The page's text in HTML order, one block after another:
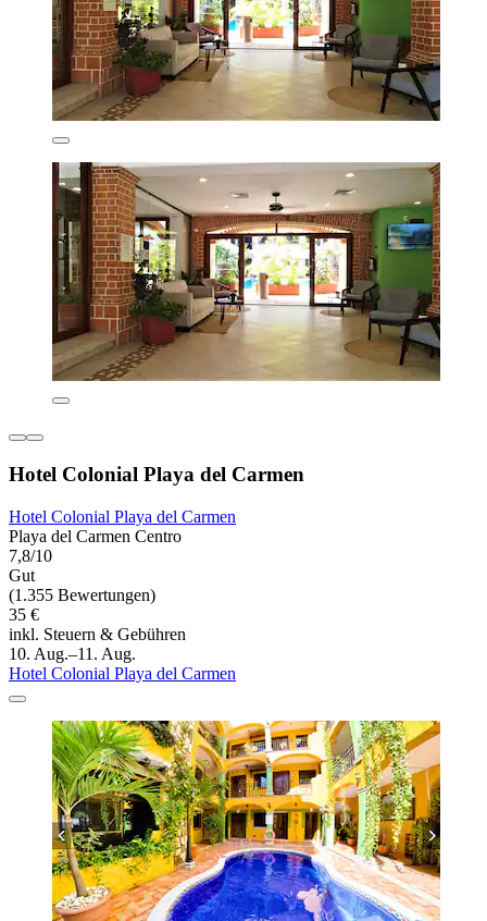
Hotel Colonial Playa del Carmen
Hotel Colonial Playa del Carmen
Playa del Carmen Centro
7,8/10
Gut
(1.355 Bewertungen)
35 €
inkl. Steuern & Gebühren
10. Aug.–11. Aug.
Hotel Colonial Playa del Carmen